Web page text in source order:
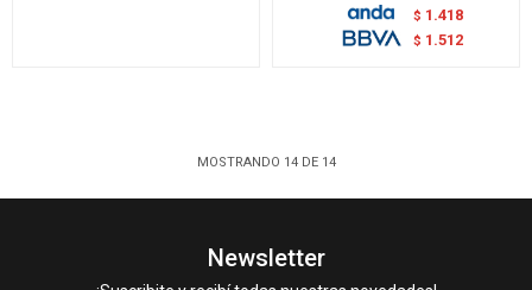
$ 1.418
$ 1.512
MOSTRANDO 14DE 14
Newsletter